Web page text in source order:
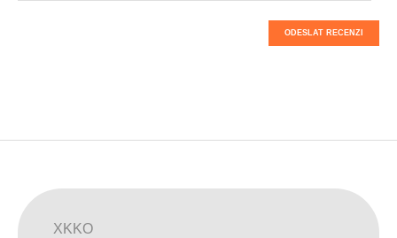
ODESLAT RECENZI
XKKO